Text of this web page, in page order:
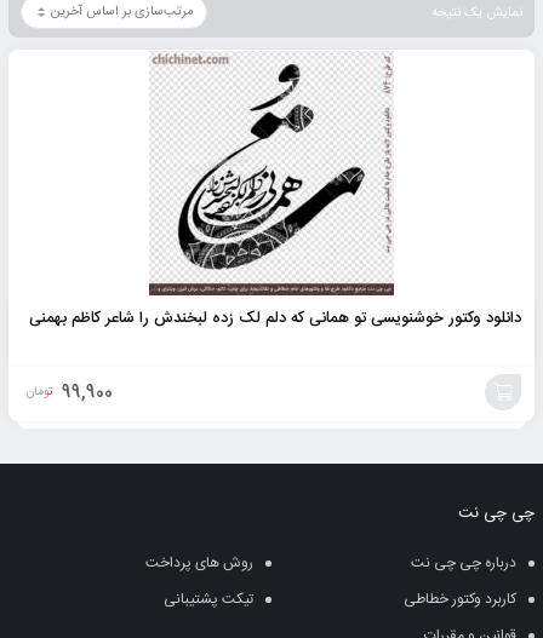
نمایش یک نتیجه
دانلود وکتور خوشنویسی تو همانی که دلم لک زده لبخندش را شاعر کاظم بهمنی
99,900 تومان
سبد
چی چی نت
درباره چی چی نت
روش های پرداخت
کاربرد وکتور خطاطی
تیکت پشتیبانی